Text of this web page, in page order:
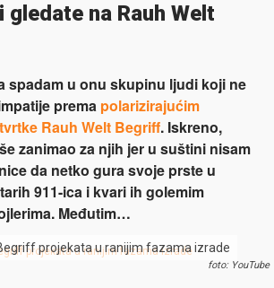
gledate na Rauh Welt
spadam u onu skupinu ljudi koji ne
prema polarizirajućim
Rauh Welt Begriff. Iskreno,
zanimao za njih jer u suštini nisam
da netko gura svoje prste u
911-ica i kvari ih golemim
Međutim…
projekata u ranijim fazama izrade
foto: YouTube